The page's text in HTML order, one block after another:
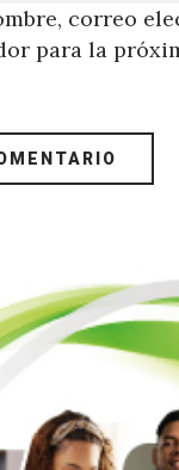
correo
para la